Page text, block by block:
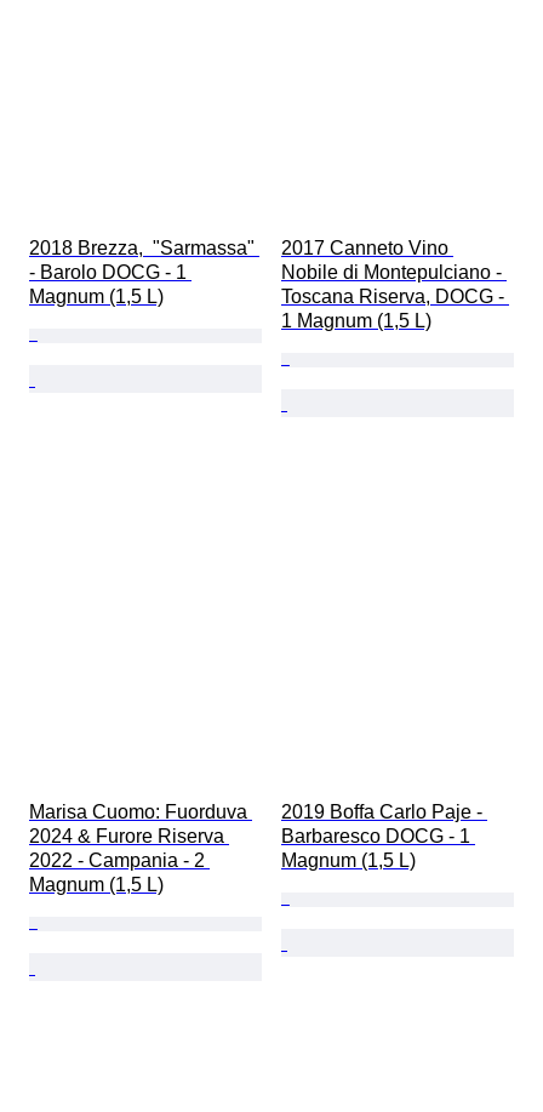
2018 Brezza,  "Sarmassa"
- Barolo DOCG - 1
Magnum (1,5 L)
2017 Canneto Vino
Nobile di Montepulciano -
Toscana Riserva, DOCG -
1 Magnum (1,5 L)
Marisa Cuomo: Fuorduva
2024 & Furore Riserva
2022 - Campania - 2
Magnum (1,5 L)
2019 Boffa Carlo Paje -
Barbaresco DOCG - 1
Magnum (1,5 L)